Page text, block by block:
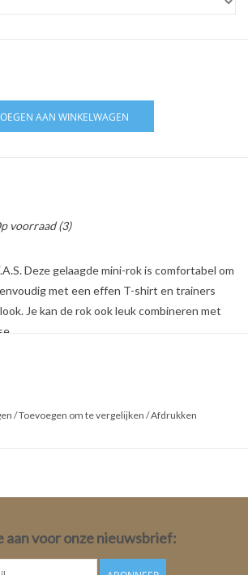
AAN WINKELWAGEN
voorraad(3)
Deze gelaagde mini-rok is comfortabel om
met een effen T-shirt en trainers
Je kan de rok ook leuk combineren met
/Toevoegen om te vergelijken /Afdrukken
aan voor onze nieuwsbrief: